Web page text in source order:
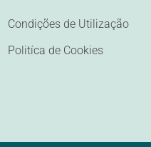
Condições de Utilização
Politíca de Cookies